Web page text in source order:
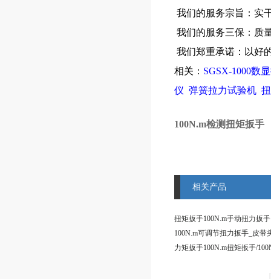
我们的服务宗旨：实
我们的服务三保：质
我们郑重承诺：以好
相关： SGSX-1000数
仪 弹簧拉力试验机
100N.m检测扭矩扳手
相关产品